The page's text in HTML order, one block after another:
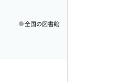
全国の図書館